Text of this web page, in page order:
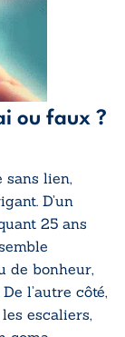
ou faux ?
sans lien,
D’un
25 ans
de bonheur,
l’autre côté,
escaliers,